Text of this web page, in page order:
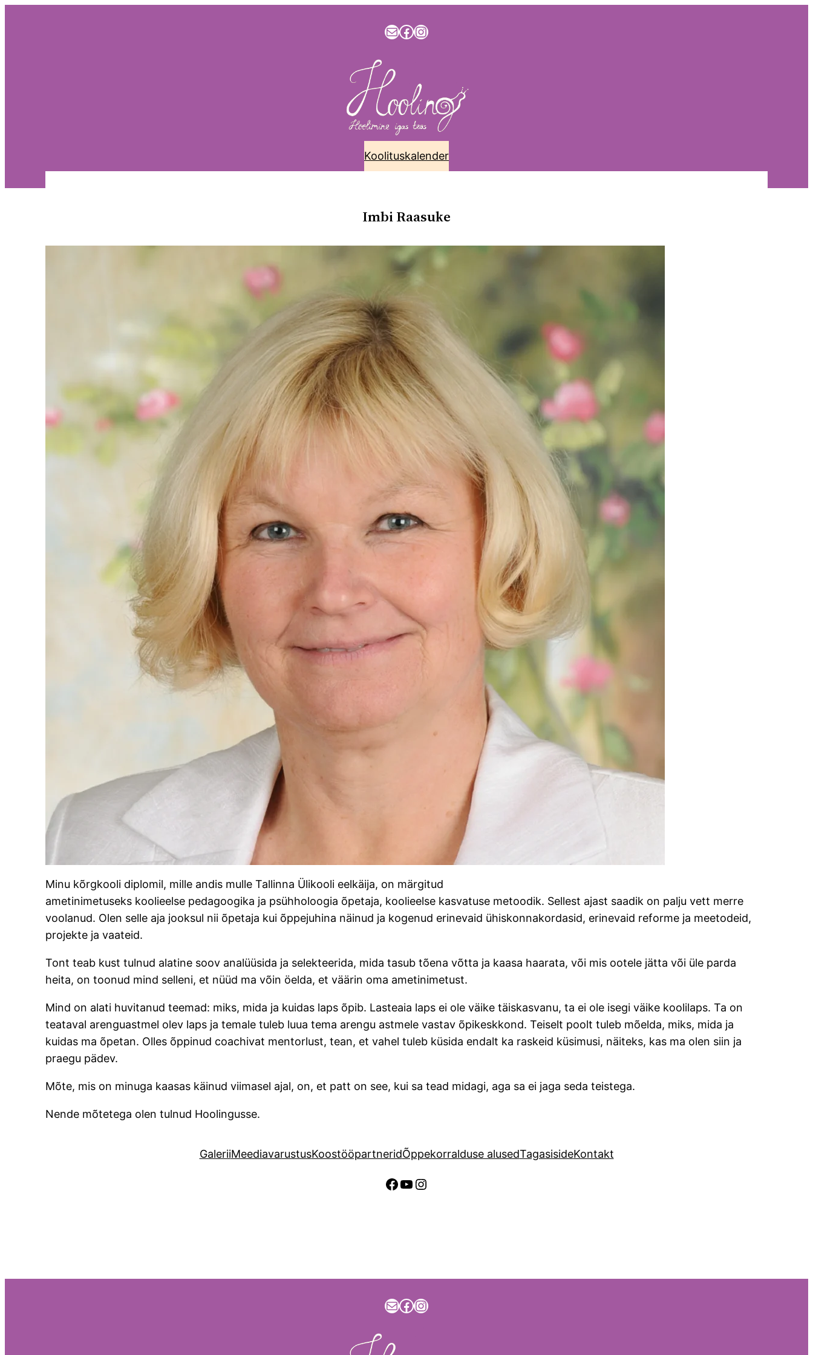
info@hooling.ee
Facebook
Instagram
Koolituskalender
Imbi Raasuke
Minu kõrgkooli diplomil, mille andis mulle Tallinna Ülikooli eelkäija, on märgitud
ametinimetuseks koolieelse pedagoogika ja psühholoogia õpetaja, koolieelse kasvatuse metoodik. Sellest ajast saadik on palju vett merre
voolanud. Olen selle aja jooksul nii õpetaja kui õppejuhina näinud ja kogenud erinevaid ühiskonnakordasid, erinevaid reforme ja meetodeid,
projekte ja vaateid.
Tont teab kust tulnud alatine soov analüüsida ja selekteerida, mida tasub tõena võtta ja kaasa haarata, või mis ootele jätta või üle parda
heita, on toonud mind selleni, et nüüd ma võin öelda, et väärin oma ametinimetust.
Mind on alati huvitanud teemad: miks, mida ja kuidas laps õpib. Lasteaia laps ei ole väike täiskasvanu, ta ei ole isegi väike koolilaps. Ta on
teataval arenguastmel olev laps ja temale tuleb luua tema arengu astmele vastav õpikeskkond. Teiselt poolt tuleb mõelda, miks, mida ja
kuidas ma õpetan. Olles õppinud coachivat mentorlust, tean, et vahel tuleb küsida endalt ka raskeid küsimusi, näiteks, kas ma olen siin ja
praegu pädev.
Mõte, mis on minuga kaasas käinud viimasel ajal, on, et patt on see, kui sa tead midagi, aga sa ei jaga seda teistega.
Nende mõtetega olen tulnud Hoolingusse.
GaleriiMeediavarustusKoostööpartneridÕppekorralduse alusedTagasisideKontakt
Facebook
YouTube
Instagram
info@hooling.ee
Facebook
Instagram